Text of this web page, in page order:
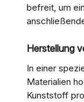
befreit, um
Herstellung
In einer
Materialien
Kunststoff